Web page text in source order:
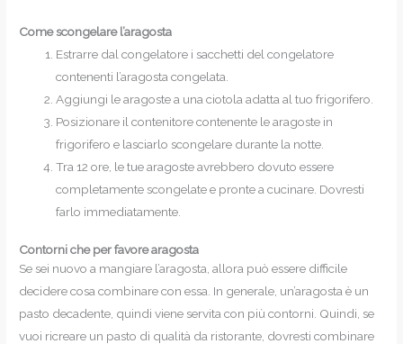
Come scongelare l’aragosta
Estrarre dal congelatore i sacchetti del congelatore
contenenti l’aragosta congelata.
Aggiungi le aragoste a una ciotola adatta al tuo frigorifero.
Posizionare il contenitore contenente le aragoste in
frigorifero e lasciarlo scongelare durante la notte.
Tra 12 ore, le tue aragoste avrebbero dovuto essere
completamente scongelate e pronte a cucinare. Dovresti
farlo immediatamente.
Contorni che per favore aragosta
Se sei nuovo a mangiare l’aragosta, allora può essere difficile
decidere cosa combinare con essa. In generale, un’aragosta è un
pasto decadente, quindi viene servita con più contorni. Quindi, se
vuoi ricreare un pasto di qualità da ristorante, dovresti combinare